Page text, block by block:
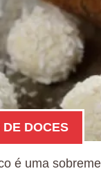
DE DOCES
é uma